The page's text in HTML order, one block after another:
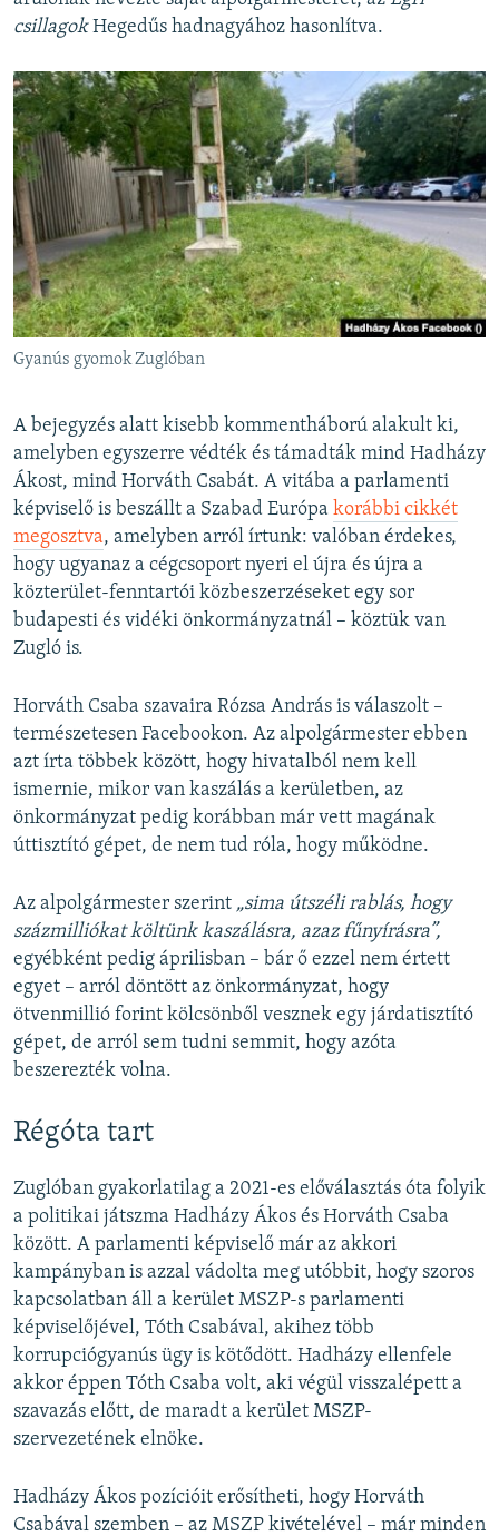
csillagokHegedűs hadnagyához hasonlítva.
Gyanús gyomok Zuglóban
A bejegyzés alatt kisebb kommentháború alakult ki,
amelyben egyszerre védték és támadták mind Hadházy
Ákost, mind Horváth Csabát. A vitába a parlamenti
képviselő is beszállt a Szabad Európa korábbi cikkét
megosztva, amelyben arról írtunk: valóban érdekes,
hogy ugyanaz a cégcsoport nyeri el újra és újra a
közterület-fenntartói közbeszerzéseket egy sor
budapesti és vidéki önkormányzatnál – köztük van
Zugló is.
Horváth Csaba szavaira Rózsa András is válaszolt –
természetesen Facebookon. Az alpolgármester ebben
azt írta többek között, hogy hivatalból nem kell
ismernie, mikor van kaszálás a kerületben, az
önkormányzat pedig korábban már vett magának
úttisztító gépet, de nem tud róla, hogy működne.
Az alpolgármester szerint „sima útszéli rablás, hogy
százmilliókat költünk kaszálásra, azaz fűnyírásra”,
egyébként pedig áprilisban – bár ő ezzel nem értett
egyet – arról döntött az önkormányzat, hogy
ötvenmillió forint kölcsönből vesznek egy járdatisztító
gépet, de arról sem tudni semmit, hogy azóta
beszerezték volna.
Régóta tart
Zuglóban gyakorlatilag a 2021-es előválasztás óta folyik
a politikai játszma Hadházy Ákos és Horváth Csaba
között. A parlamenti képviselő már az akkori
kampányban is azzal vádolta meg utóbbit, hogy szoros
kapcsolatban áll a kerület MSZP-s parlamenti
képviselőjével, Tóth Csabával, akihez több
korrupciógyanús ügy is kötődött. Hadházy ellenfele
akkor éppen Tóth Csaba volt, aki végül visszalépett a
szavazás előtt, de maradt a kerület MSZP-
szervezetének elnöke.
Hadházy Ákos pozícióit erősítheti, hogy Horváth
Csabával szemben – az MSZP kivételével – már minden